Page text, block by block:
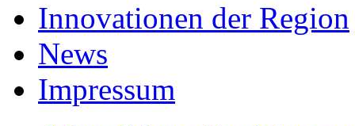
Innovationen der Region
News
Impressum